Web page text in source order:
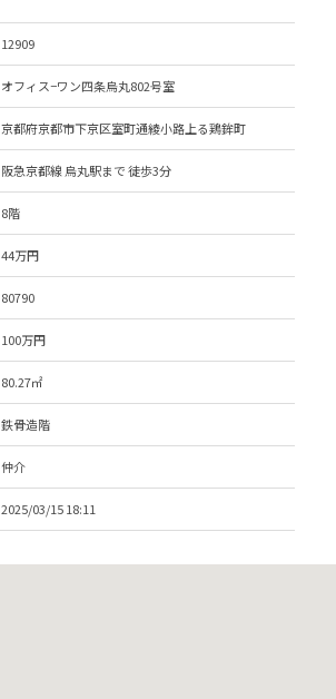
12909
オフィス−ワン四条烏丸802号室
京都府京都市下京区室町通綾小路上る鶏鉾町
阪急京都線 烏丸駅まで 徒歩3分
8階
44万円
80790
100万円
80.27㎡
鉄骨造階
仲介
2025/03/15 18:11